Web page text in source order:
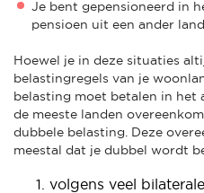
Je bent gepensioneerd in
pensioen uit een ander land.
Hoewel je in deze situaties
belastingregels van je
belasting moet betalen in het
de meeste landen
dubbele belasting. Deze
meestal dat je dubbel wordt
volgens veel